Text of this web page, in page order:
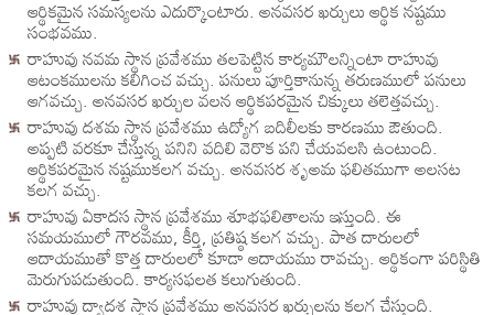
ఆర్థికమైన సమస్యలను ఎదుర్కొంటారు. అనవసర ఖర్చులు ఆర్థిక నష్టము
సంభవము.
రాహువు నవమ స్థాన ప్రవేశము తలపెట్టిన కార్యమౌలన్నింటా రాహువు
ఆటంకములను కలిగించ వచ్చు. పనులు పూర్తికానున్న తరుణములో పనులు
ఆగవచ్చు. అనవసర ఖర్చుల వలన ఆర్థికపరమైన చిక్కులు తలెత్తవచ్చు.
రాహువు దశమ స్థాన ప్రవేశము ఉద్యోగ బదిలీలకు కారణము ఔతుంది.
అప్పటి వరకూ చేస్తున్న పనిని వదిలి వెరొక పని చేయవలసి ఉంటుంది.
ఆర్థికపరమైన నష్టముకలగ వచ్చు. అనవసర శృఅమ ఫలితముగా అలసట
కలగ వచ్చు.
రాహువు ఏకాదస స్థాన ప్రవేశము శూభఫలితాలను ఇస్తుంది. ఈ
సమయములో గౌరవము, కీర్తి, ప్రతిష్ఠ కలగ వచ్చు. పాత దారులలో
ఆదాయముతో కొత్త దారులలో కూడా ఆదాయము రావచ్చు. ఆర్థికంగా పరిస్థితి
మెరుగుపడుతుంది. కార్యసఫలత కలుగుతుంది.
రాహువు ద్వాదశ స్థాన ప్రవేశము అనవసర ఖర్చులను కలగ చేస్తుంది.